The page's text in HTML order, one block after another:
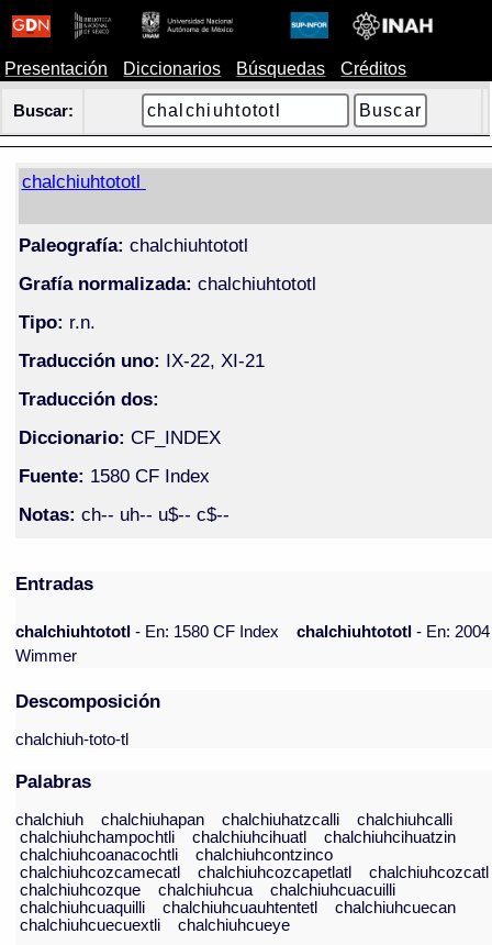
Presentación Diccionarios Búsquedas Créditos
Buscar:
chalchiuhtototl
Paleografía: chalchiuhtototl
Grafía normalizada: chalchiuhtototl
Tipo: r.n.
Traducción uno: IX-22, XI-21
Traducción dos:
Diccionario: CF_INDEX
Fuente: 1580 CF Index
Notas: ch-- uh-- u$-- c$--
Entradas
chalchiuhtototl- En: 1580 CF Index chalchiuhtototl- En: 2004
Wimmer
Descomposición
chalchiuh-toto-tl
Palabras
chalchiuh chalchiuhapan chalchiuhatzcalli
chalchiuhcalli
chalchiuhchampochtli
chalchiuhcihuatl
chalchiuhcihuatzin
chalchiuhcoanacochtli
chalchiuhcontzinco
chalchiuhcozcamecatl
chalchiuhcozcapetlatl
chalchiuhcozcatl
chalchiuhcozque
chalchiuhcua
chalchiuhcuacuilli
chalchiuhcuaquilli
chalchiuhcuauhtentetl
chalchiuhcuecan
chalchiuhcuecuextli
chalchiuhcueye